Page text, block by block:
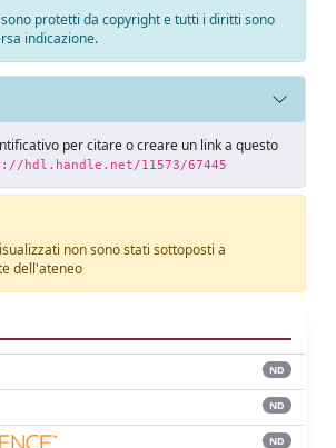
protetti da copyright e tutti i diritti sono
indicazione.
per citare o creare un link a questo
hdl.handle.net/11573/67445
non sono stati sottoposti a
dell'ateneo
ND
ND
ND